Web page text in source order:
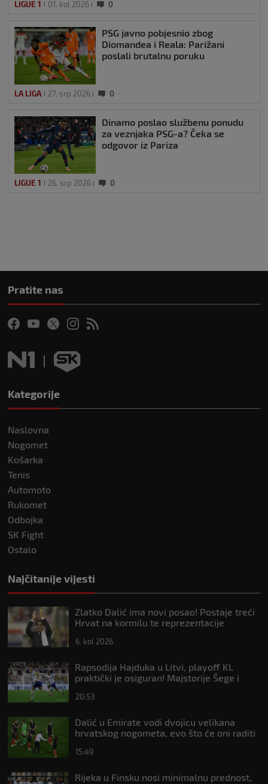
LIGUE 1 01. kol 2026 0
PSG javno pobjesnio zbog
Diomandea i Reala: Parižani
poslali brutalnu poruku
LA LIGA 27. srp 2026 0
Dinamo poslao službenu ponudu
za veznjaka PSG-a? Čeka se
odgovor iz Pariza
LIGUE 1 26. srp 2026 0
Pratite nas
Kategorije
Naslovna
Nogomet
Košarka
Tenis
Automoto
Rukomet
Odbojka
SK Fight
Ostalo
Najčitanije vijesti
Zlatko Dalić ima novi posao! Postaje treći
Hrvat na kormilu te reprezentacije
6. kol 2026
Rapsodija Hajduka u Litvi, playoff KL
praktički je osiguran! Majstorije Šege i
20:53
Dalić u Emirate vodi dvojicu velikana
hrvatskog nogometa, evo što će oni raditi
15:49
Rijeka u Finsku nosi minimalnu prednost,